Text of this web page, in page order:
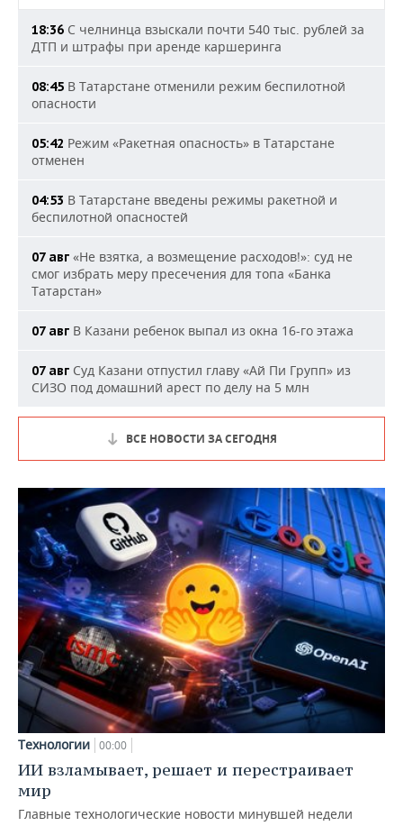
18:36 С челнинца взыскали почти 540 тыс. рублей за
ДТП и штрафы при аренде каршеринга
08:45 В Татарстане отменили режим беспилотной
опасности
05:42 Режим «Ракетная опасность» в Татарстане
отменен
04:53 В Татарстане введены режимы ракетной и
беспилотной опасностей
07 авг «Не взятка, а возмещение расходов!»: суд не
смог избрать меру пресечения для топа «Банка
Татарстан»
07 авг В Казани ребенок выпал из окна 16-го этажа
07 авг Суд Казани отпустил главу «Ай Пи Групп» из
СИЗО под домашний арест по делу на 5 млн
ВСЕ НОВОСТИ ЗА СЕГОДНЯ
Технологии 00:00
ИИ взламывает, решает и перестраивает
мир
Главные технологические новости минувшей недели